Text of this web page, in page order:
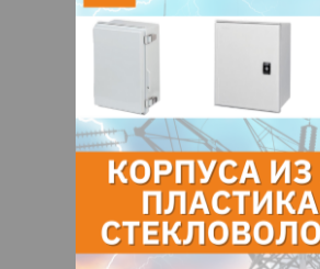
Вас подходящую компанию
поставщика.